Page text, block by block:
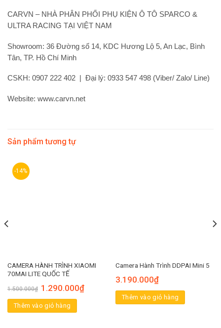
CARVN – NHÀ PHÂN PHỐI PHỤ KIỆN Ô TÔ SPARCO &
ULTRA RACING TẠI VIỆT NAM
Showroom: 36 Đường số 14, KDC Hương Lộ 5, An Lạc, Bình
Tân, TP. Hồ Chí Minh
CSKH: 0907 222 402 | Đại lý: 0933 547 498 (Viber/ Zalo/ Line)
Website: www.carvn.net
Sản phẩm tương tự
-14%
CAMERA HÀNH TRÌNH XIAOMI
70MAI LITE QUỐC TẾ
1.500.000₫ 1.290.000₫
Thêm vào giỏ hàng
Camera Hành Trình DDPAI Mini 5
3.190.000₫
Thêm vào giỏ hàng